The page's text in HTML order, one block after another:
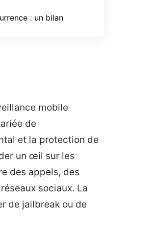
: un bilan
mobile
de
et la protection de
un œil sur les
des appels, des
sociaux. La
de jailbreak ou de